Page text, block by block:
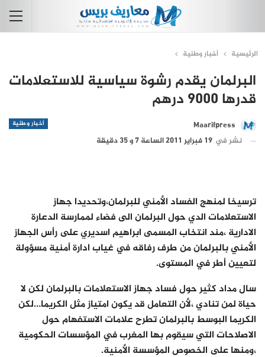
الرئيسية أخبار وطنية
البرلمان يقدم رشوة سياسية للاستعلامات
قدرها 9000 درهم
أخبار وطنية
Maarifpress
نشر في 19 فبراير 2011 الساعة 7 و 35 دقيقة
ترسيخا لمنهج الفساد الأمني للبرلمان،وتحديدا جهاز
الاستعلامات الدي حول البرلمان الى فضاء لممارسة الدعارة
الادارية ،مند انتخاب المسمى ابراهيم اسديري على رأس الجهاز
الأمني بالبرلمان من طرف رفاقه في غياب ادارة أمنية مسؤولة
لتعيين أطر في المستوى.
سال مداد كثير حول فساد جهاز الاستعلامات بالبرلمان لكن لا
حياة لمن تنادي ،لأن التعامل قد يكون امتياز مثل الكريما…لكن
الكريما البوسط بالبرلمان تطرح علامات الاستفهام حول
الاصلاحات التي سيقوم بها المغرب في المؤسسات الحكومية
،ومنها على الخصوص المؤسسة الأمنية.